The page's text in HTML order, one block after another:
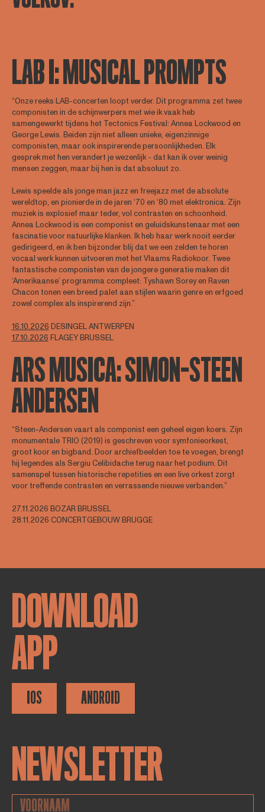
LAB I: MUSICAL PROMPTS
“Onze reeks LAB-concerten loopt verder. Dit programma zet twee
componisten in de schijnwerpers met wie ik vaak heb
samengewerkt tijdens het Tectonics Festival: Annea Lockwood en
George Lewis. Beiden zijn niet alleen unieke, eigenzinnige
componisten, maar ook inspirerende persoonlijkheden. Elk
gesprek met hen verandert je wezenlijk - dat kan ik over weinig
mensen zeggen, maar bij hen is dat absoluut zo.
Lewis speelde als jonge man jazz en freejazz met de absolute
wereldtop, en pionierde in de jaren ‘70 en ‘80 met elektronica. Zijn
muziek is explosief maar teder, vol contrasten en schoonheid.
Annea Lockwood is een componist en geluidskunstenaar met een
fascinatie voor natuurlijke klanken. Ik heb haar werk nooit eerder
gedirigeerd, en ik ben bijzonder blij dat we een zelden te horen
vocaal werk kunnen uitvoeren met het Vlaams Radiokoor. Twee
fantastische componisten van de jongere generatie maken dit
‘Amerikaanse’ programma compleet: Tyshawn Sorey en Raven
Chacon tonen een breed palet aan stijlen waarin genre en erfgoed
zowel complex als inspirerend zijn.”
16.10.2026 DESINGEL ANTWERPEN
17.10.2026 FLAGEY BRUSSEL
ARS MUSICA: SIMON-STEEN
ANDERSEN
“Steen-Andersen vaart als componist een geheel eigen koers. Zijn
monumentale TRIO (2019) is geschreven voor symfonieorkest,
groot koor en bigband. Door archiefbeelden toe te voegen, brengt
hij legendes als Sergiu Celibidache terug naar het podium. Dit
samenspel tussen historische repetities en een live orkest zorgt
voor treffende contrasten en verrassende nieuwe verbanden.”
27.11.2026 BOZAR BRUSSEL
28.11.2026 CONCERTGEBOUW BRUGGE
DOWNLOAD
APP
IOS ANDROID
NEWSLETTER